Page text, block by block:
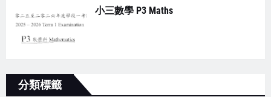
小三數學 P3 Maths
分類標籤